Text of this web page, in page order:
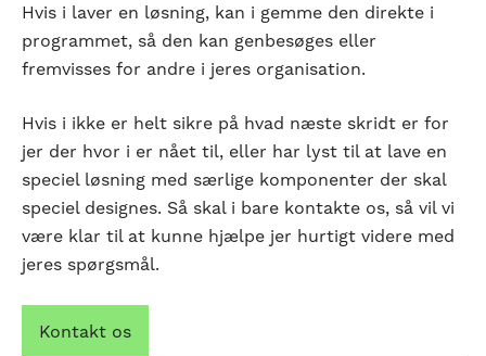
Hvis i laver en løsning, kan i gemme den direkte i
programmet, så den kan genbesøges eller
fremvisses for andre i jeres organisation.
Hvis i ikke er helt sikre på hvad næste skridt er for
jer der hvor i er nået til, eller har lyst til at lave en
speciel løsning med særlige komponenter der skal
speciel designes. Så skal i bare kontakte os, så vil vi
være klar til at kunne hjælpe jer hurtigt videre med
jeres spørgsmål.
Kontakt os